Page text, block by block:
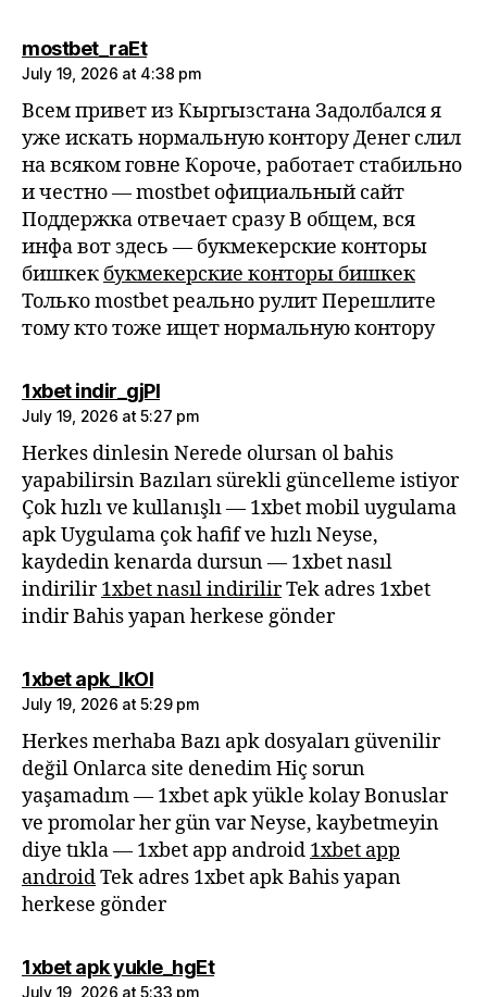
mostbet_raEtsays:
July 19, 2026 at 4:38 pm
Всем привет из Кыргызстана Задолбался я
уже искать нормальную контору Денег слил
на всяком говне Короче, работает стабильно
и честно — mostbet официальный сайт
Поддержка отвечает сразу В общем, вся
инфа вот здесь — букмекерские конторы
бишкек букмекерские конторы бишкек
Только mostbet реально рулит Перешлите
тому кто тоже ищет нормальную контору
1xbet indir_gjPlsays:
July 19, 2026 at 5:27 pm
Herkes dinlesin Nerede olursan ol bahis
yapabilirsin Bazıları sürekli güncelleme istiyor
Çok hızlı ve kullanışlı — 1xbet mobil uygulama
apk Uygulama çok hafif ve hızlı Neyse,
kaydedin kenarda dursun — 1xbet nasıl
indirilir1xbet nasıl indirilirTek adres 1xbet
indir Bahis yapan herkese gönder
1xbet apk_lkOlsays:
July 19, 2026 at 5:29 pm
Herkes merhaba Bazı apk dosyaları güvenilir
değil Onlarca site denedim Hiç sorun
yaşamadım — 1xbet apk yükle kolay Bonuslar
ve promolar her gün var Neyse, kaybetmeyin
diye tıkla — 1xbet app android 1xbet app
androidTek adres 1xbet apk Bahis yapan
herkese gönder
1xbet apk yukle_hgEtsays:
July 19, 2026 at 5:33 pm